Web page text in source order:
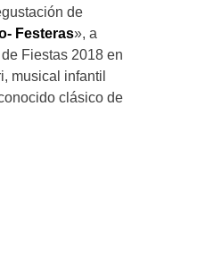
de
Festeras», a
Fiestas 2018 en
musical infantil
clásico de